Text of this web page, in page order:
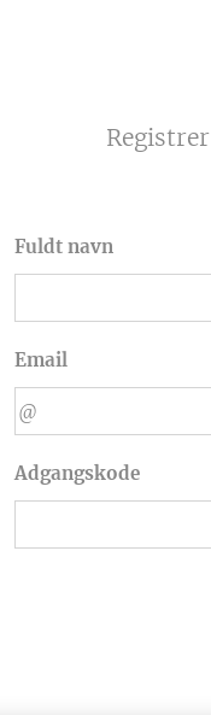
Fuldt navn
Email
Adgangskode